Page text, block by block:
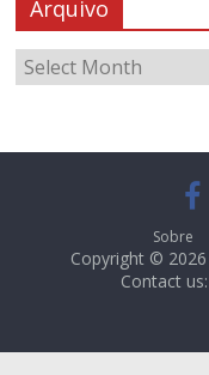
Arquivo
Sobre
Copyright © 2026
Contact us: